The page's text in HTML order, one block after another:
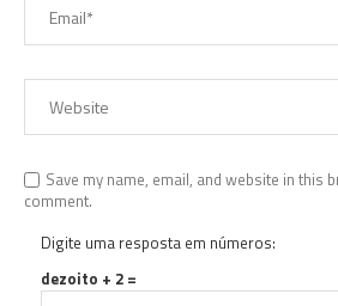
Save my name, email, and website in this
comment.
Digite uma resposta em números:
dezoito + 2 =